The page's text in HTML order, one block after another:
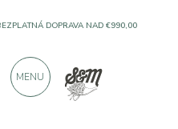
DOPRAVA NAD €990,00
PRODUKTY OD VYNIKAJÍCÍCH VÝROBCŮ
MENU